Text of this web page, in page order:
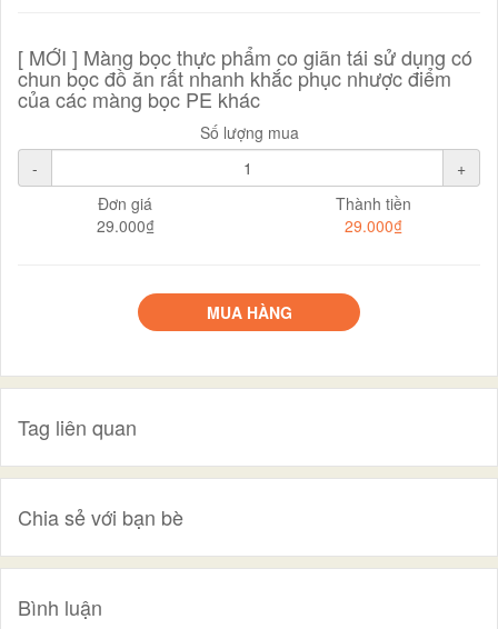
[ MỚI ] Màng bọc thực phẩm co giãn tái sử dụng có
chun bọc đồ ăn rất nhanh khắc phục nhược điểm
của các màng bọc PE khác
Số lượng mua
-
+
Đơn giá
29.000₫
Thành tiền
29.000₫
MUA HÀNG
Tag liên quan
Chia sẻ với bạn bè
Bình luận